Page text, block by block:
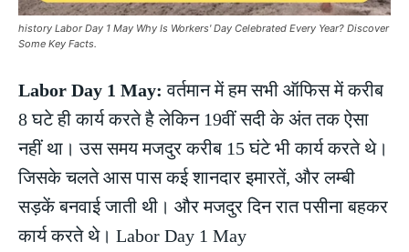
history Labor Day 1 May Why Is Workers' Day Celebrated Every Year? Discover
Some Key Facts.
Labor Day 1 May: वर्तमान में हम सभी ऑफिस में करीब
8 घटे ही कार्य करते है लेकिन 19वीं सदी के अंत तक ऐसा
नहीं था। उस समय मजदुर करीब 15 घंटे भी कार्य करते थे।
जिसके चलते आस पास कई शानदार इमारतें, और लम्बी
सड़कें बनवाई जाती थी। और मजदुर दिन रात पसीना बहकर
कार्य करते थे। Labor Day 1 May